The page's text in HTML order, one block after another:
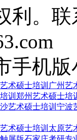
利。
手机版
艺术硕士培训 广州艺
训 郑州艺术硕士培
艺术硕士培训 宁波
术硕士培训 太原艺